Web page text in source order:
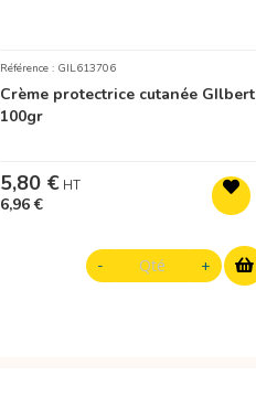
Référence : GIL613706
Crème protectrice cutanée GIlbert
100gr
5,80 €
6,96 €